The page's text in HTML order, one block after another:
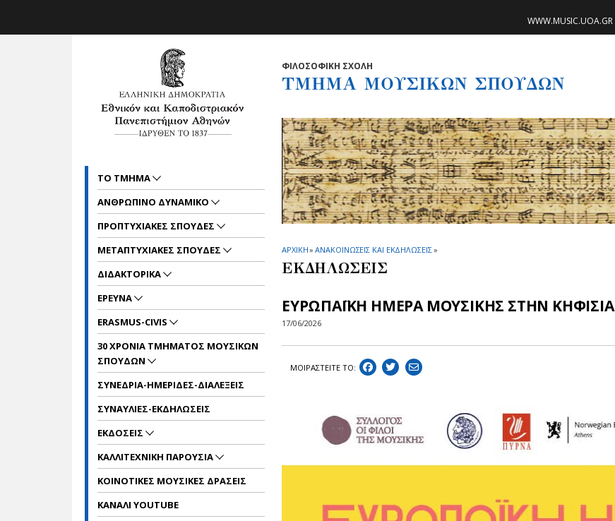
WWW.MUSIC.UOA.GR
ΦΙΛΟΣΟΦΙΚΗ ΣΧΟΛΗ
ΤΜΗΜΑ ΜΟΥΣΙΚΩΝ ΣΠΟΥΔΩΝ
ΑΡΧΙΚΗ» ΑΝΑΚΟΙΝΩΣΕΙΣ ΚΑΙ ΕΚΔΗΛΩΣΕΙΣ»
ΕΚΔΗΛΩΣΕΙΣ
ΕΥΡΩΠΑΪΚΗ ΗΜΕΡΑ ΜΟΥΣΙΚΗΣ ΣΤΗΝ ΚΗΦΙΣΙΑ
17/06/2026
ΜΟΙΡΑΣΤEIΤΕ ΤΟ:
ΤΟ ΤΜΗΜΑ
ΑΝΘΡΩΠΙΝΟ ΔΥΝΑΜΙΚΟ
ΠΡΟΠΤΥΧΙΑΚΕΣ ΣΠΟΥΔΕΣ
METAΠΤΥΧΙΑΚΕΣ ΣΠΟΥΔΕΣ
ΔΙΔΑΚΤΟΡΙΚΑ
ΕΡΕΥΝΑ
ERASMUS-CIVIS
30 ΧΡΟΝΙΑ ΤΜΗΜΑΤΟΣ ΜΟΥΣΙΚΩΝ
ΣΠΟΥΔΩΝ
ΣΥΝΕΔΡΙΑ-ΗΜΕΡΙΔΕΣ-ΔΙΑΛΕΞΕΙΣ
ΣΥΝΑΥΛΙΕΣ-ΕΚΔΗΛΩΣΕΙΣ
ΕΚΔΟΣΕΙΣ
ΚΑΛΛΙΤΕΧΝΙΚΗ ΠΑΡΟΥΣΙΑ
ΚΟΙΝΟΤΙΚΕΣ ΜΟΥΣΙΚΕΣ ΔΡΑΣΕΙΣ
ΚΑΝΑΛΙ YOUTUBE